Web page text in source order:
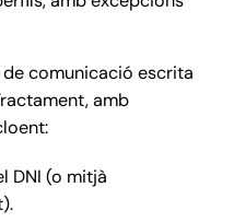
comunicació escrita
amb
DNI (o mitjà